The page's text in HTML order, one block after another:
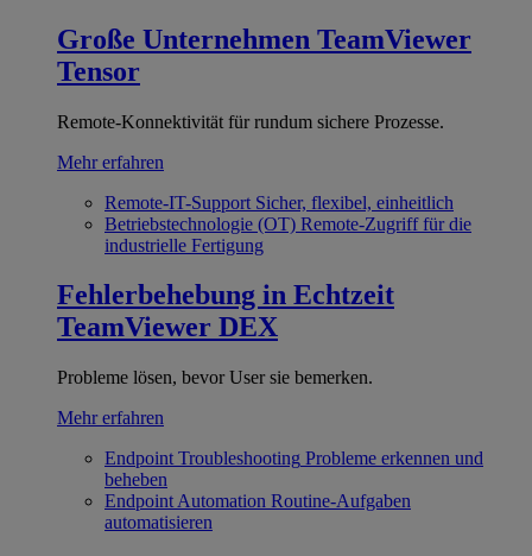
Große Unternehmen TeamViewer
Tensor
Remote-Konnektivität für rundum sichere Prozesse.
Mehr erfahren
Remote-IT-Support Sicher, flexibel, einheitlich
Betriebstechnologie (OT) Remote-Zugriff für die
industrielle Fertigung
Fehlerbehebung in Echtzeit
TeamViewer DEX
Probleme lösen, bevor User sie bemerken.
Mehr erfahren
Endpoint Troubleshooting Probleme erkennen und
beheben
Endpoint Automation Routine-Aufgaben
automatisieren